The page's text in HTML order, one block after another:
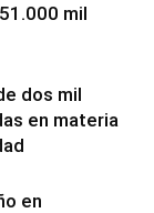
mil
dos mil
en materia
en